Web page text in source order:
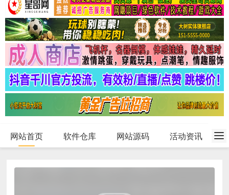
网站首页 软件仓库 网站源码 活动资讯